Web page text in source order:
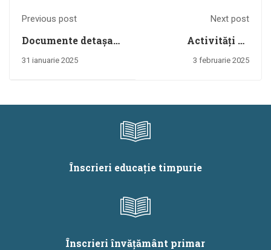
Previous post
Documente detașare
în interesul
31 ianuarie 2025
Next post
Activități de
comemorare a
3 februarie 2025
Înscrieri educație timpurie
Înscrieri învățământ primar